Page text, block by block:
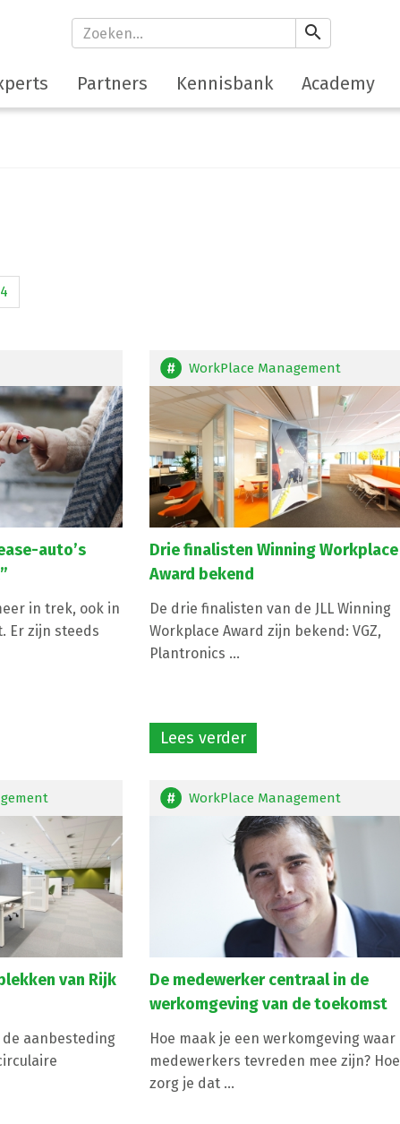
search
Partners Kennisbank Academy
auto’s
in trek, ook in
Er zijn steeds
WorkPlace Management
Drie finalisten Winning Workplace
Award bekend
De drie finalisten van de JLL Winning
Workplace Award zijn bekend: VGZ,
Plantronics ...
Lees verder
van Rijk
aanbesteding
WorkPlace Management
De medewerker centraal in de
werkomgeving van de toekomst
Hoe maak je een werkomgeving waar
medewerkers tevreden mee zijn? Hoe
zorg je dat ...